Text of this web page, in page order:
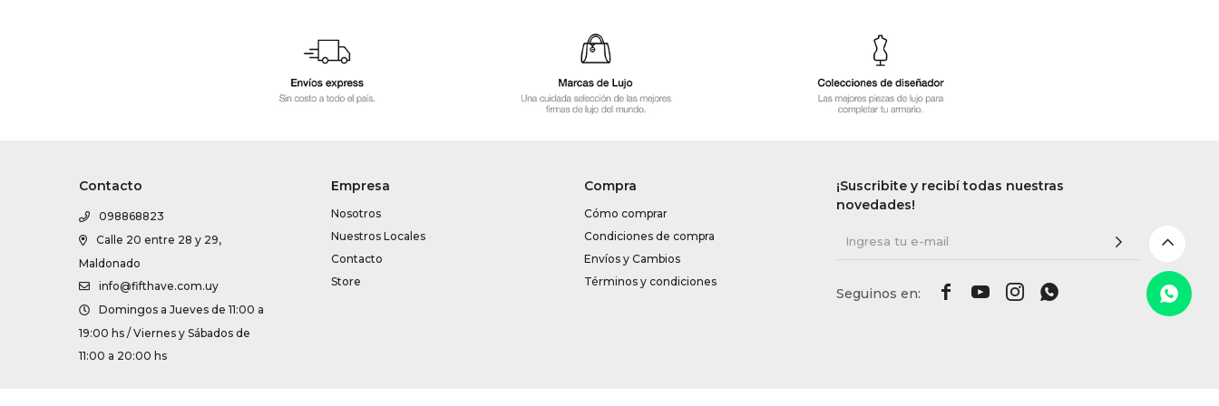
Contacto
098868823
Calle 20 entre 28 y 29,
Maldonado
info@fifthave.com.uy
Domingos a Jueves de 11:00 a
19:00 hs / Viernes y Sábados de
11:00 a 20:00 hs
Empresa
Nosotros
Nuestros Locales
Contacto
Store
Compra
Cómo comprar
Condiciones de compra
Envíos y Cambios
Términos y condiciones
¡Suscribite y recibí todas nuestras
novedades!
   